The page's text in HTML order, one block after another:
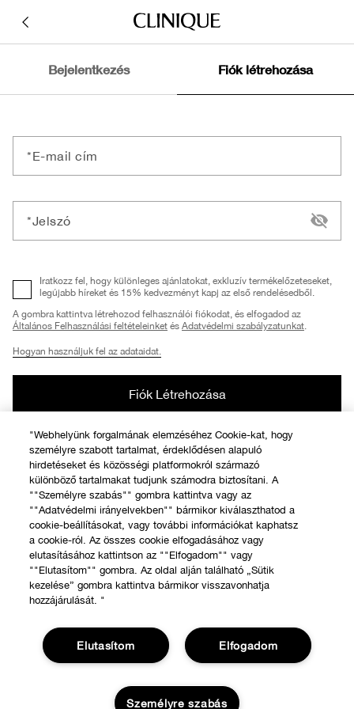
Bejelentkezés Fiók létrehozása
E-mail cím
Jelszó
Iratkozz fel, hogy különleges ajánlatokat, exkluzív termékelőzeteseket,
legújabb híreket és 15% kedvezményt kapj az első rendelésedből.
A gombra kattintva létrehozod felhasználói fiókodat, és elfogadod az
Általános Felhasználási feltételeinket és Adatvédelmi szabályzatunkat.
Hogyan használjuk fel az adataidat.
Fiók Létrehozása
Biztonságos fizetés
Adatvédelmi irányelvek
értékesítési feltételeket
Kapcsolatfelvétel
© © Clinique Laboratories, llc. Minden jog fenntartva
"Webhelyünk forgalmának elemzéséhez Cookie-kat, hogy
személyre szabott tartalmat, érdeklődésen alapuló
hirdetéseket és közösségi platformokról származó
különböző tartalmakat tudjunk számodra biztosítani. A
""Személyre szabás"" gombra kattintva vagy az
""Adatvédelmi irányelvekben"" bármikor kiválaszthatod a
cookie-beállításokat, vagy további információkat kaphatsz
a cookie-ról. Az összes cookie elfogadásához vagy
elutasításához kattintson az ""Elfogadom"" vagy
""Elutasítom"" gombra. Az oldal alján található „Sütik
kezelése” gombra kattintva bármikor visszavonhatja
hozzájárulását. "
Elfogadom
Elutasítom
Személyre szabás